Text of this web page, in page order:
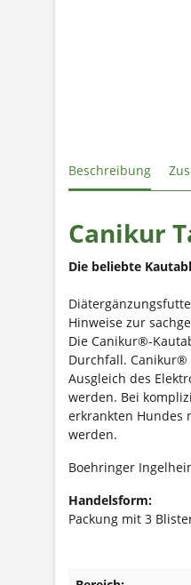
Beschreibung
Canikur
Die beliebte
Hinweise zur
Die Canikur®-
Durchfall. Canikur®
Ausgleich des
werden. Bei
erkrankten Hundes
werden.
Boehringer
Handelsform:
Packung mit 3